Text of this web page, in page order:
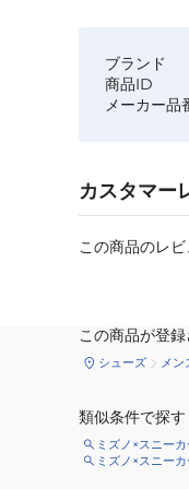
ブランド
商品ID
メーカー品
カスタマー
この商品のレビ
この商品が登
シューズ メン
類似条件で探す
ミズノ×スニーカ
ミズノ×スニー